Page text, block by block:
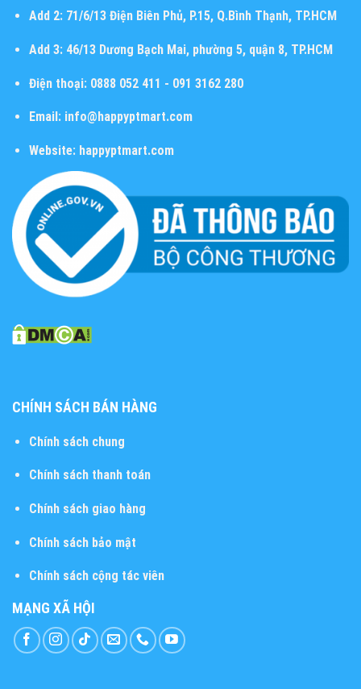
Add 2:71/6/13 Điện Biên Phủ, P.15, Q.Bình Thạnh, TP.HCM
Add 3:46/13 Dương Bạch Mai, phường 5, quận 8, TP.HCM
Điện thoại:0888 052 411 - 091 3162 280
Email:info@happyptmart.com
Website: happyptmart.com
CHÍNH SÁCH BÁN HÀNG
Chính sách chung
Chính sách thanh toán
Chính sách giao hàng
Chính sách bảo mật
Chính sách cộng tác viên
MẠNG XÃ HỘI